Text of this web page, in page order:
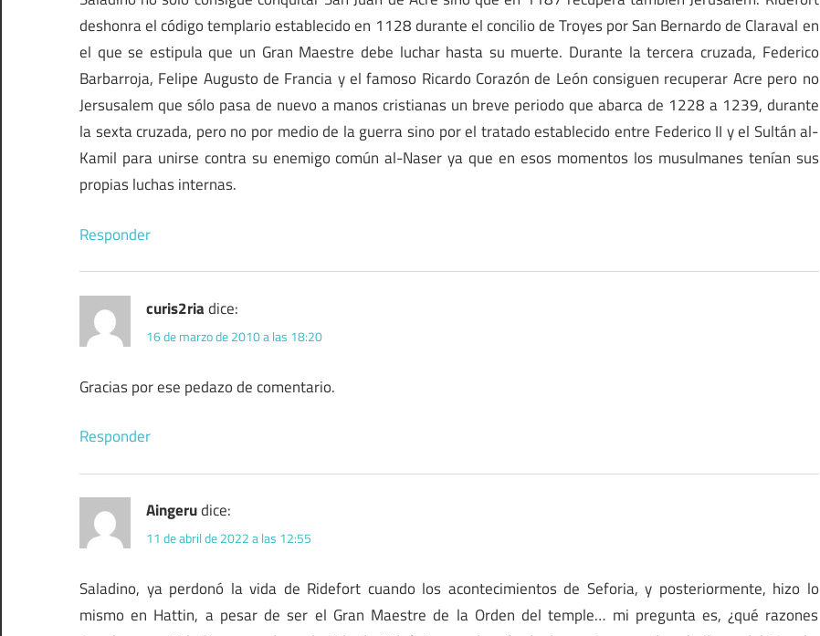
deshonra el código templario establecido en 1128 durante el concilio de Troyes por San Bernardo de Claraval en
el que se estipula que un Gran Maestre debe luchar hasta su muerte. Durante la tercera cruzada, Federico
Barbarroja, Felipe Augusto de Francia y el famoso Ricardo Corazón de León consiguen recuperar Acre pero no
Jersusalem que sólo pasa de nuevo a manos cristianas un breve periodo que abarca de 1228 a 1239, durante
la sexta cruzada, pero no por medio de la guerra sino por el tratado establecido entre Federico II y el Sultán al-
Kamil para unirse contra su enemigo común al-Naser ya que en esos momentos los musulmanes tenían sus
propias luchas internas.
Responder
curis2riadice:
16 de marzo de 2010 a las 18:20
Gracias por ese pedazo de comentario.
Responder
Aingerudice:
11 de abril de 2022 a las 12:55
Saladino, ya perdonó la vida de Ridefort cuando los acontecimientos de Seforia, y posteriormente, hizo lo
mismo en Hattin, a pesar de ser el Gran Maestre de la Orden del temple… mi pregunta es, ¿qué razones